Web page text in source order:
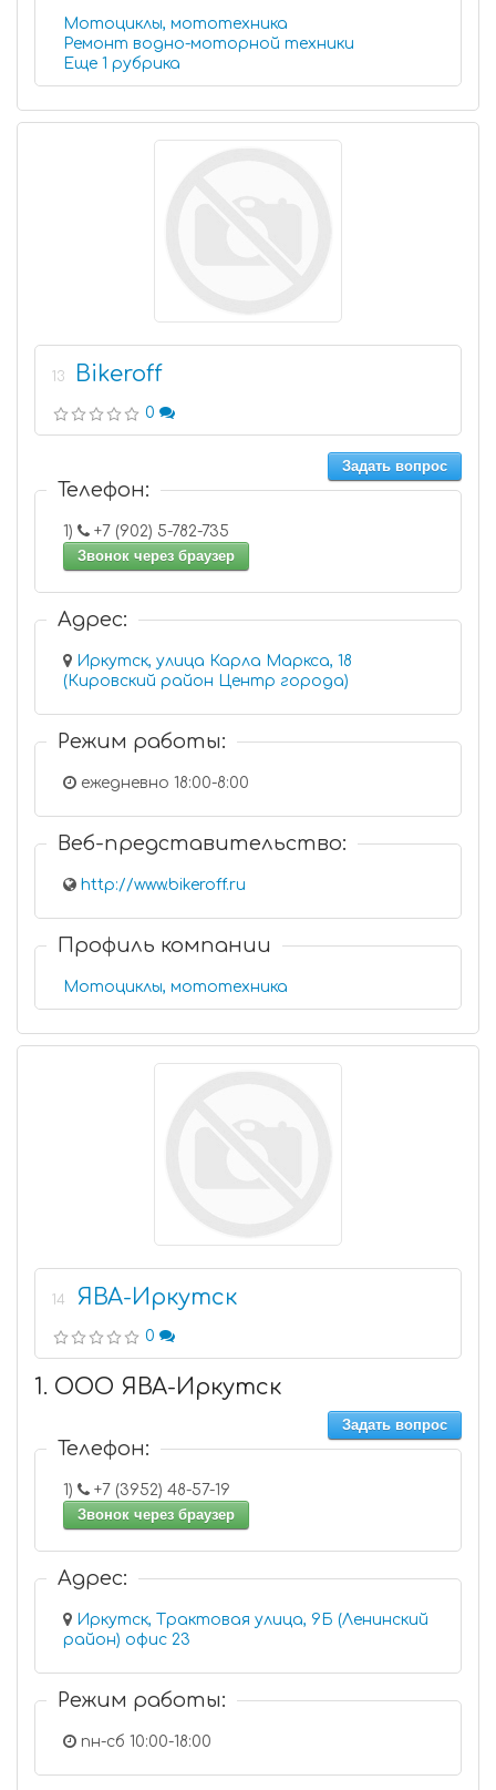
Мотоциклы, мототехника
Ремонт водно-моторной техники
Еще 1 рубрика
13 Bikeroff
0
Задать вопрос
Телефон:
1)
+7 (902) 5-782-735
Звонок через браузер
Адрес:
Иркутск, улица Карла Маркса, 18
(Кировский район Центр города)
Режим работы:
ежедневно 18:00-8:00
Веб-представительство:
http://www.bikeroff.ru
Профиль компании
Мотоциклы, мототехника
14 ЯВА-Иркутск
0
1. ООО ЯВА-Иркутск
Задать вопрос
Телефон:
1)
+7 (3952) 48-57-19
Звонок через браузер
Адрес:
Иркутск, Трактовая улица, 9Б (Ленинский
район) офис 23
Режим работы:
пн-сб 10:00-18:00